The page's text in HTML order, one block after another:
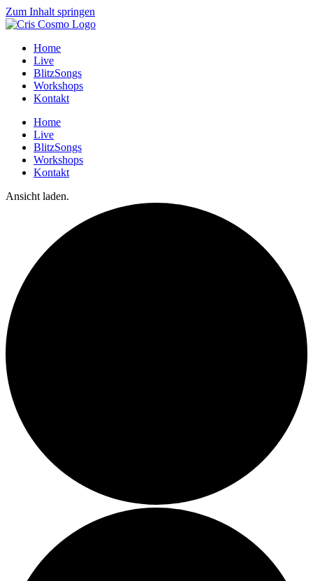
Zum Inhalt springen
Home
Live
BlitzSongs
Workshops
Kontakt
Home
Live
BlitzSongs
Workshops
Kontakt
Ansicht laden.